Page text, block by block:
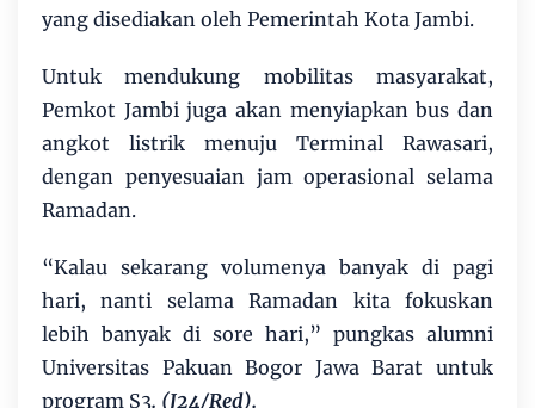
yang disediakan oleh Pemerintah Kota Jambi.
Untuk mendukung mobilitas masyarakat,
Pemkot Jambi juga akan menyiapkan bus dan
angkot listrik menuju Terminal Rawasari,
dengan penyesuaian jam operasional selama
Ramadan.
“Kalau sekarang volumenya banyak di pagi
hari, nanti selama Ramadan kita fokuskan
lebih banyak di sore hari,” pungkas alumni
Universitas Pakuan Bogor Jawa Barat untuk
program S3. (J24/Red).